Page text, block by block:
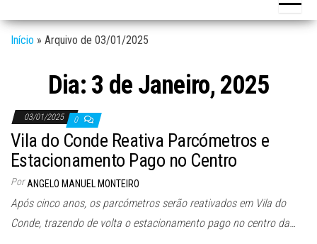
Início » Arquivo de 03/01/2025
Dia: 3 de Janeiro, 2025
03/01/2025 0
Vila do Conde Reativa Parcómetros e
Estacionamento Pago no Centro
Por ANGELO MANUEL MONTEIRO
Após cinco anos, os parcómetros serão reativados em Vila do
Conde, trazendo de volta o estacionamento pago no centro da…